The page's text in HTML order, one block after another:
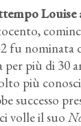
Louise
fu nominata
per più di 30
più
successo
volle il suo